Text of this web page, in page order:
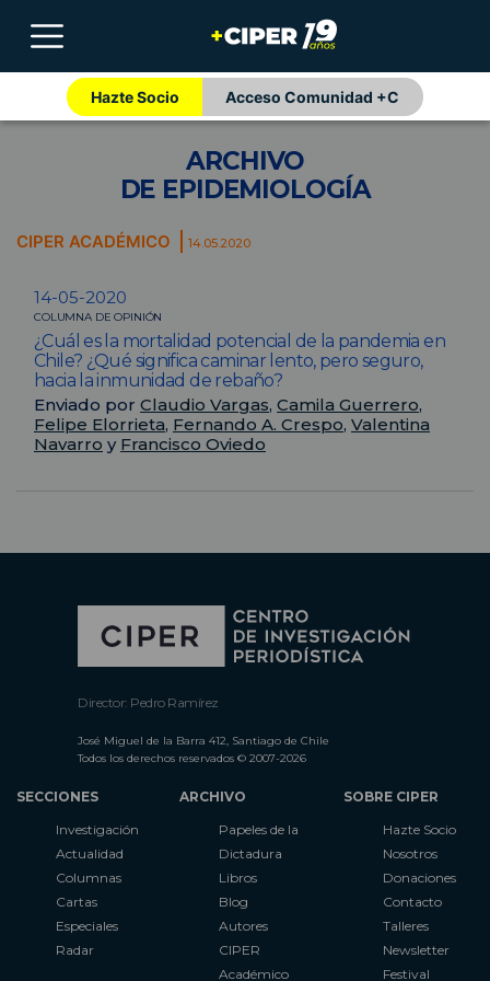
Hazte Socio Acceso Comunidad +C
ARCHIVO
DE EPIDEMIOLOGÍA
CIPER ACADÉMICO 14.05.2020
14-05-2020
COLUMNA DE OPINIÓN
¿Cuál es la mortalidad potencial de la pandemia en
Chile? ¿Qué significa caminar lento, pero seguro,
hacia la inmunidad de rebaño?
Enviado por Claudio Vargas, Camila Guerrero,
Felipe Elorrieta, Fernando A. Crespo, Valentina
Navarro y Francisco Oviedo
Director: Pedro Ramírez
José Miguel de la Barra 412, Santiago de Chile
Todos los derechos reservados © 2007-2026
SECCIONES
Investigación
Actualidad
Columnas
Cartas
Especiales
Radar
ARCHIVO
Papeles de la
Dictadura
Libros
Blog
Autores
CIPER
Académico
SOBRE CIPER
Hazte Socio
Nosotros
Donaciones
Contacto
Talleres
Newsletter
Festival